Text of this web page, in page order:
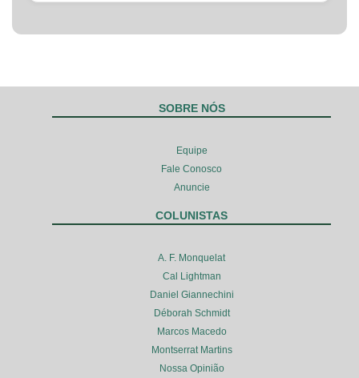
SOBRE NÓS
Equipe
Fale Conosco
Anuncie
COLUNISTAS
A. F. Monquelat
Cal Lightman
Daniel Giannechini
Déborah Schmidt
Marcos Macedo
Montserrat Martins
Nossa Opinião